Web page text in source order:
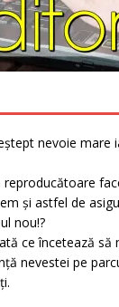
nevoie mare
reproducătoare
și astfel de
nou!?
ce încetează să
nevestei pe